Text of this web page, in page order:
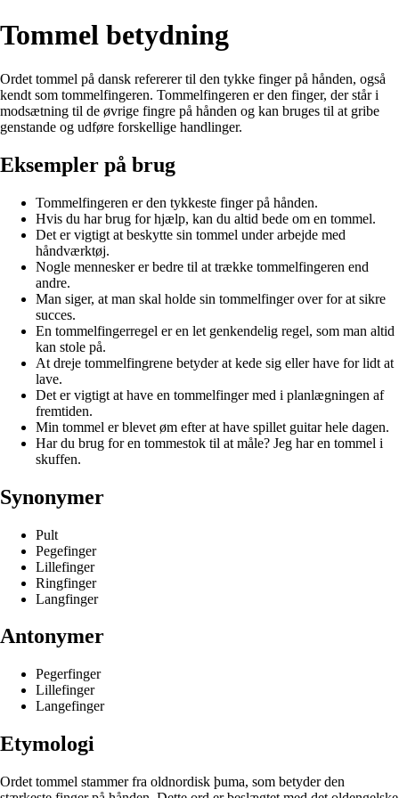
Tommel betydning
Ordet tommel på dansk refererer til den tykke finger på hånden, også
kendt som tommelfingeren. Tommelfingeren er den finger, der står i
modsætning til de øvrige fingre på hånden og kan bruges til at gribe
genstande og udføre forskellige handlinger.
Eksempler på brug
Tommelfingeren er den tykkeste finger på hånden.
Hvis du har brug for hjælp, kan du altid bede om en tommel.
Det er vigtigt at beskytte sin tommel under arbejde med
håndværktøj.
Nogle mennesker er bedre til at trække tommelfingeren end
andre.
Man siger, at man skal holde sin tommelfinger over for at sikre
succes.
En tommelfingerregel er en let genkendelig regel, som man altid
kan stole på.
At dreje tommelfingrene betyder at kede sig eller have for lidt at
lave.
Det er vigtigt at have en tommelfinger med i planlægningen af
fremtiden.
Min tommel er blevet øm efter at have spillet guitar hele dagen.
Har du brug for en tommestok til at måle? Jeg har en tommel i
skuffen.
Synonymer
Pult
Pegefinger
Lillefinger
Ringfinger
Langfinger
Antonymer
Pegerfinger
Lillefinger
Langefinger
Etymologi
Ordet tommel stammer fra oldnordisk þuma, som betyder den